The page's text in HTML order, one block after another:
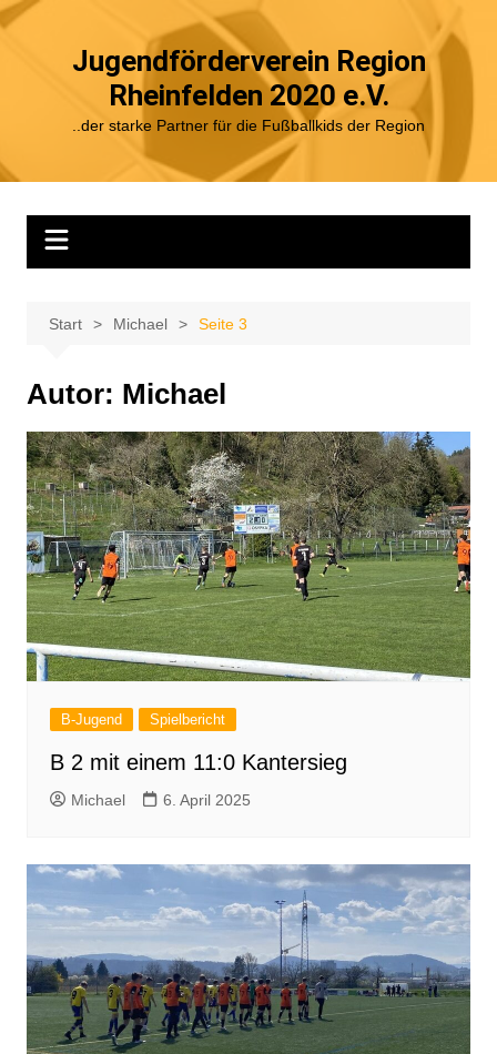
Zum
Jugendförderverein Region
Rheinfelden 2020 e.V.
..der starke Partner für die Fußballkids der Region
Start Michael Seite 3
Autor: Michael
B-Jugend Spielbericht
B 2 mit einem 11:0 Kantersieg
Michael 6. April 2025